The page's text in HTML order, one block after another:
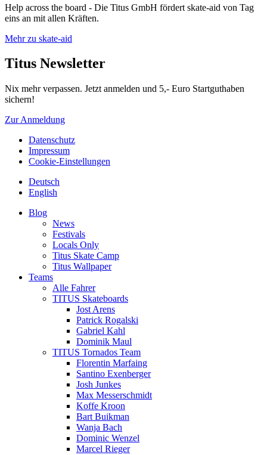
Help across the board - Die Titus GmbH fördert skate-aid von Tag
eins an mit allen Kräften.
Mehr zu skate-aid
Titus Newsletter
Nix mehr verpassen. Jetzt anmelden und 5,- Euro Startguthaben
sichern!
Zur Anmeldung
Datenschutz
Impressum
Cookie-Einstellungen
Deutsch
English
Blog
News
Festivals
Locals Only
Titus Skate Camp
Titus Wallpaper
Teams
Alle Fahrer
TITUS Skateboards
Jost Arens
Patrick Rogalski
Gabriel Kahl
Dominik Maul
TITUS Tornados Team
Florentin Marfaing
Santino Exenberger
Josh Junkes
Max Messerschmidt
Koffe Kroon
Bart Buikman
Wanja Bach
Dominic Wenzel
Marcel Rieger